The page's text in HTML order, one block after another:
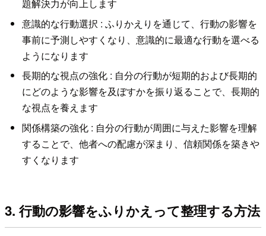
題解決力が向上します
意識的な行動選択 : ふりかえりを通じて、行動の影響を
事前に予測しやすくなり、意識的に最適な行動を選べる
ようになります
長期的な視点の強化 : 自分の行動が短期的および長期的
にどのような影響を及ぼすかを振り返ることで、長期的
な視点を養えます
関係構築の強化 : 自分の行動が周囲に与えた影響を理解
することで、他者への配慮が深まり、信頼関係を築きや
すくなります
3. 行動の影響をふりかえって整理する方法